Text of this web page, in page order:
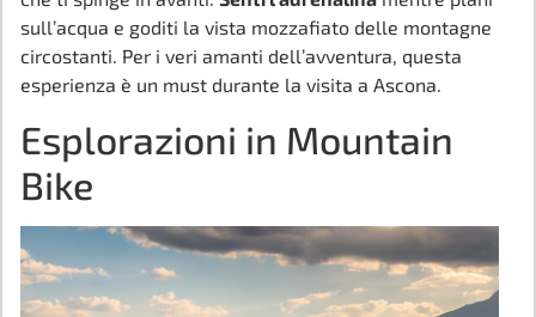
sull’acqua e goditi la vista mozzafiato delle montagne
circostanti. Per i veri amanti dell’avventura, questa
esperienza è un must durante la visita a Ascona.
Esplorazioni in Mountain
Bike